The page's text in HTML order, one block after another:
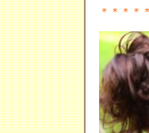
＊＊＊＊